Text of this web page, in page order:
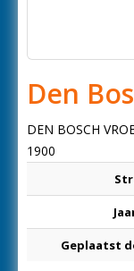
Den
DEN BOSCH
1900
Geplaatst